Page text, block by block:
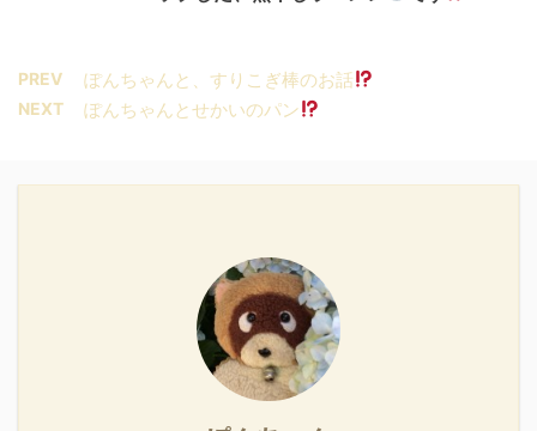
PREV ぽんちゃんと、すりこぎ棒のお話
NEXT ぽんちゃんとせかいのパン